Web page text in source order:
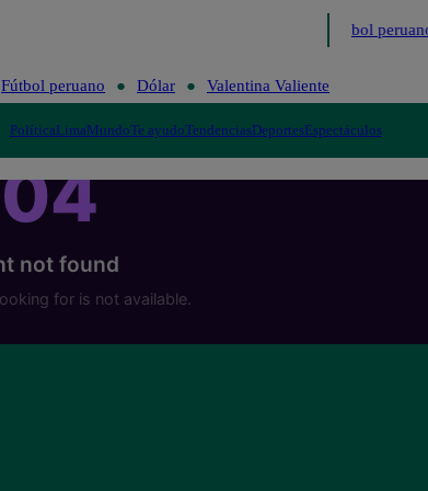
Fútbol peruano
Fútbol peruano Dólar Valentina Valiente
PolíticaLimaMundoTe ayudoTendenciasDeportesEspectáculos